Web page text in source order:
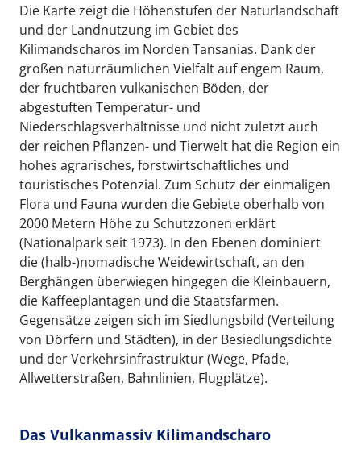
Die Karte zeigt die Höhenstufen der Naturlandschaft
und der Landnutzung im Gebiet des
Kilimandscharos im Norden Tansanias. Dank der
großen naturräumlichen Vielfalt auf engem Raum,
der fruchtbaren vulkanischen Böden, der
abgestuften Temperatur- und
Niederschlagsverhältnisse und nicht zuletzt auch
der reichen Pflanzen- und Tierwelt hat die Region ein
hohes agrarisches, forstwirtschaftliches und
touristisches Potenzial. Zum Schutz der einmaligen
Flora und Fauna wurden die Gebiete oberhalb von
2000 Metern Höhe zu Schutzzonen erklärt
(Nationalpark seit 1973). In den Ebenen dominiert
die (halb-)nomadische Weidewirtschaft, an den
Berghängen überwiegen hingegen die Kleinbauern,
die Kaffeeplantagen und die Staatsfarmen.
Gegensätze zeigen sich im Siedlungsbild (Verteilung
von Dörfern und Städten), in der Besiedlungsdichte
und der Verkehrsinfrastruktur (Wege, Pfade,
Allwetterstraßen, Bahnlinien, Flugplätze).
Das Vulkanmassiv Kilimandscharo